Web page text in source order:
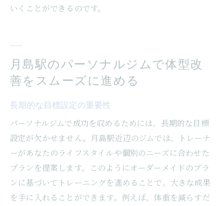
いくことができるのです。
月島駅のパーソナルジムで体型改
善をスムーズに進める
長期的な目標設定の重要性
パーソナルジムで成功を収めるためには、長期的な目標
設定が欠かせません。月島駅近辺のジムでは、トレーナ
ーがあなたのライフスタイルや個別のニーズに合わせた
プランを提案します。このようにオーダーメイドのプラ
ンに基づいてトレーニングを進めることで、大きな成果
を手に入れることができます。例えば、体重を減らすだ